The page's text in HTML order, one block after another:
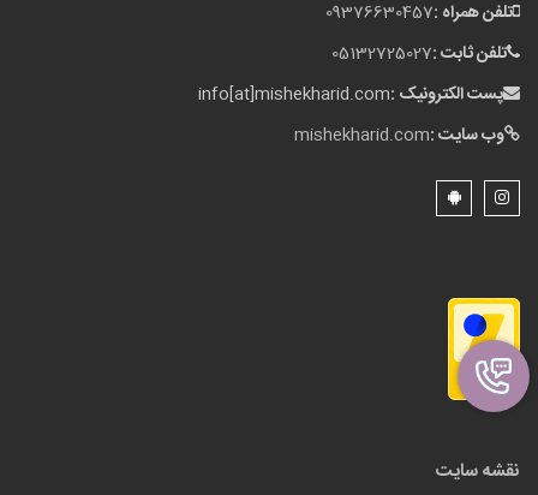
تلفن همراه :09376630457
تلفن ثابت :05132725027
پست الکترونیک :info[at]mishekharid.com
وب سایت :mishekharid.com
نقشه سایت